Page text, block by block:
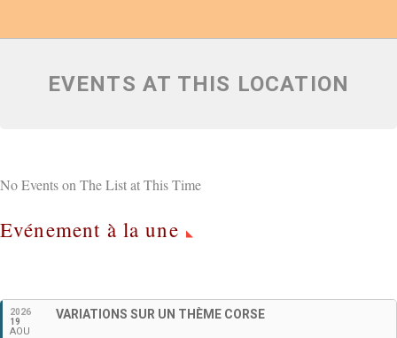
EVENTS AT THIS LOCATION
No Events on The List at This Time
Evénement à la une
2026
19
AOU
VARIATIONS SUR UN THÈME CORSE